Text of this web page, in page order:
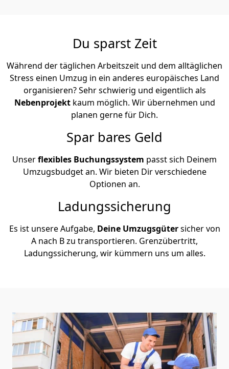
Du sparst Zeit
Während der täglichen Arbeitszeit und dem alltäglichen
Stress einen Umzug in ein anderes europäisches Land
organisieren? Sehr schwierig und eigentlich als
Nebenprojekt kaum möglich. Wir übernehmen und
planen gerne für Dich.
Spar bares Geld
Unserflexibles Buchungssystem passt sich Deinem
Umzugsbudget an. Wir bieten Dir verschiedene
Optionen an.
Ladungssicherung
Es ist unsere Aufgabe, Deine Umzugsgütersicher von
A nach B zu transportieren. Grenzübertritt,
Ladungssicherung, wir kümmern uns um alles.